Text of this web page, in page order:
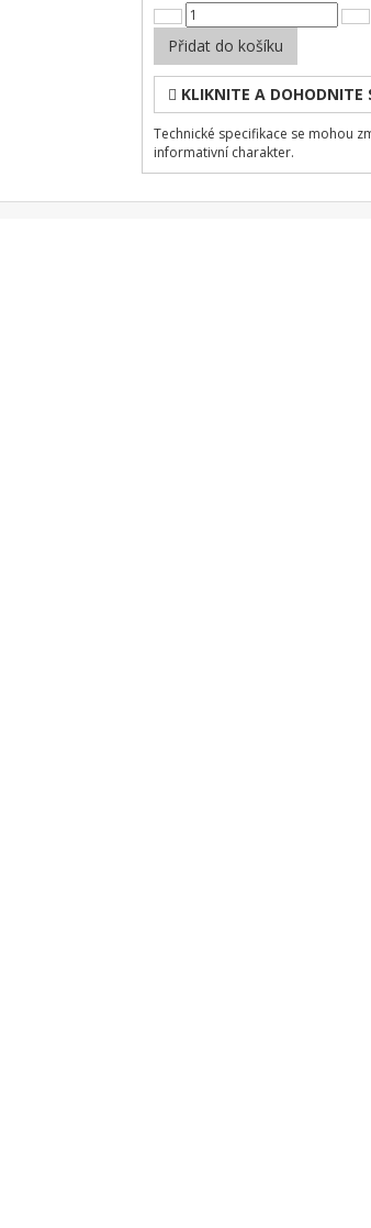
Přidat do košíku
KLIKNITE A DOHODNITE
Technické specifikace se mohou
informativní charakter.